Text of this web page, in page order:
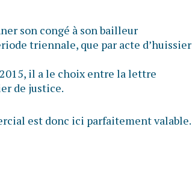
son congé à son bailleur
triennale, que par acte d’huissier
il a le choix entre la lettre
de justice.
est donc ici parfaitement valable.